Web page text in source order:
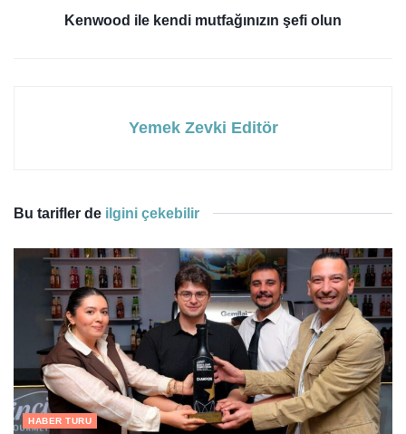
Kenwood ile kendi mutfağınızın şefi olun
Yemek Zevki Editör
Bu tarifler de ilgini çekebilir
HABER TURU